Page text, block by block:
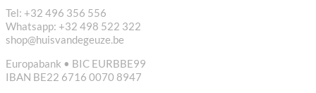
Tel: +32 496 356 556
Whatsapp: +32 498 522 322
shop@huisvandegeuze.be
Europabank • BIC EURBBE99
IBAN BE22 6716 0070 8947